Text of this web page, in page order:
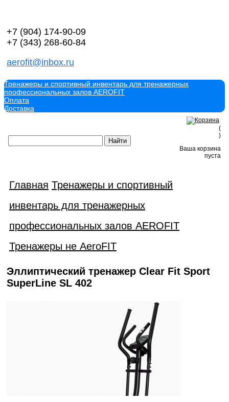
+7 (904) 174-90-09
+7 (343) 268-60-84
aerofit@inbox.ru
Тренажеры и спортивный инвентарь для тренажерных
профессиональных залов AEROFIT
Оплата
Доставка
(
)
Ваша корзина
пуста
Главная Тренажеры и спортивный
инвентарь для тренажерных
профессиональных залов AEROFIT
Тренажеры не AeroFIT
Эллиптический тренажер Clear Fit Sport
SuperLine SL 402